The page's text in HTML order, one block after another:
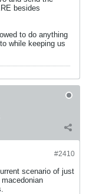
besides
to do anything
while keeping us
#2410
scenario of just